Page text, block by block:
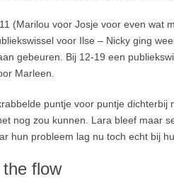
(Marilou voor Josje voor even wat
voor Ilse – Nicky ging
gebeuren. Bij 12-19 een
Marleen.
puntje voor puntje
nog zou kunnen. Lara bleef maar
hun probleem lag nu toch echt bij
flow